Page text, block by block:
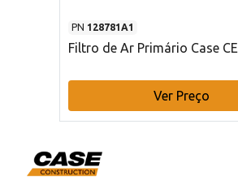
PN 128781A1
Filtro de Ar Primário Case CE
Ver Preço